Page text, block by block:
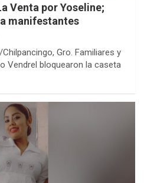
Venta por Yoseline;
manifestantes
Gro. Familiares y
Vendrel bloquearon la caseta